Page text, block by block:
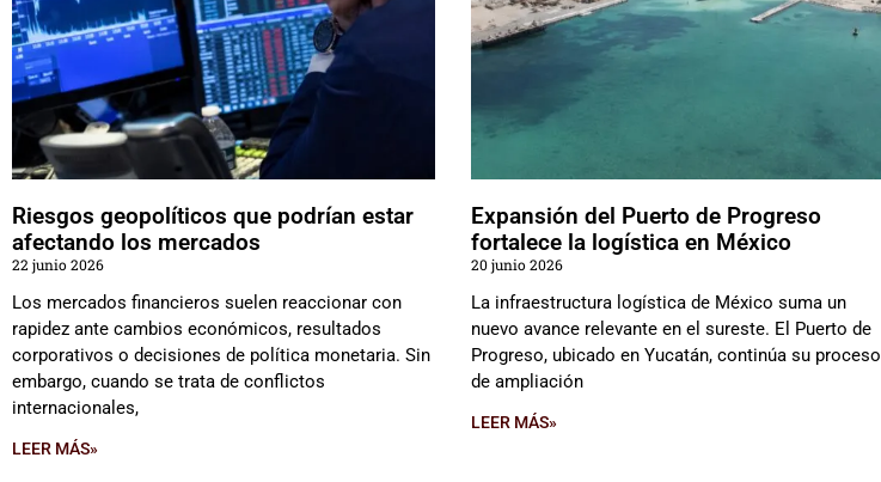
Riesgos geopolíticos que podrían estar
afectando los mercados
22 junio 2026
Los mercados financieros suelen reaccionar con
rapidez ante cambios económicos, resultados
corporativos o decisiones de política monetaria. Sin
embargo, cuando se trata de conflictos
internacionales,
LEER MÁS»
Expansión del Puerto de Progreso
fortalece la logística en México
20 junio 2026
La infraestructura logística de México suma un
nuevo avance relevante en el sureste. El Puerto de
Progreso, ubicado en Yucatán, continúa su proceso
de ampliación
LEER MÁS»